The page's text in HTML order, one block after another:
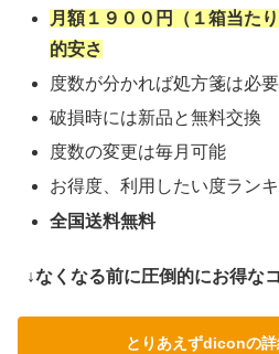
月額１９００円（１箱当た
的安さ
度数が分かれば処方箋は必
破損時には新品と無料交換
度数の変更は毎月可能
お得度、利用したい度ラン
全国送料無料
↓なくなる前に圧倒的にお得な
とりあえずdiconの